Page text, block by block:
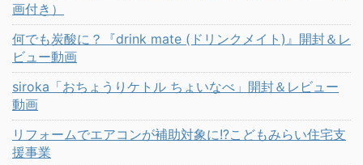
画付き）
何でも炭酸に？『drink mate (ドリンクメイト)』開封＆レ
ビュー動画
siroka「おちょうりケトル ちょいなべ」開封＆レビュー
動画
リフォームでエアコンが補助対象に!?こどもみらい住宅支
援事業